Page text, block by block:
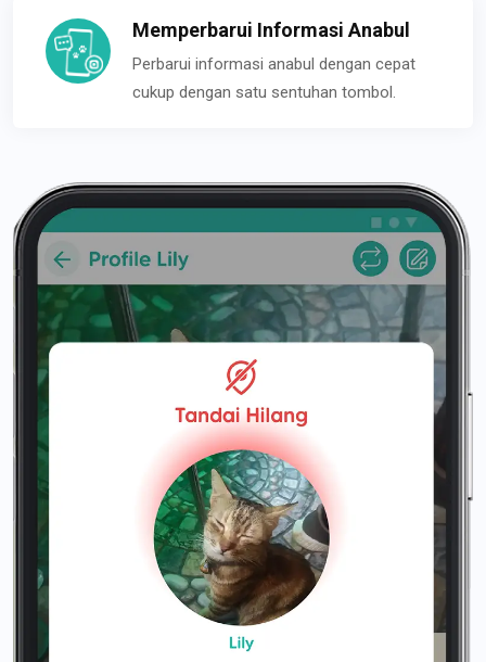
Memperbarui Informasi Anabul
Perbarui informasi anabul dengan cepat
cukup dengan satu sentuhan tombol.